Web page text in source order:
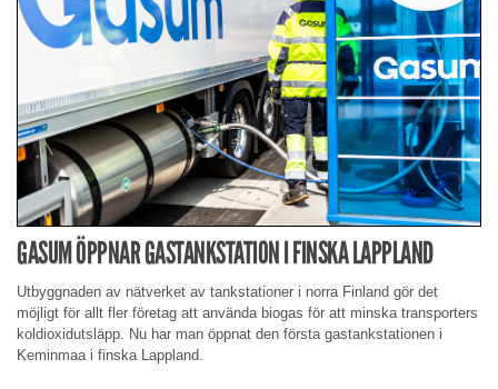
GASUM ÖPPNAR GASTANKSTATION I FINSKA LAPPLAND
Utbyggnaden av nätverket av tankstationer i norra Finland gör det
möjligt för allt fler företag att använda biogas för att minska transporters
koldioxidutsläpp. Nu har man öppnat den första gastankstationen i
Keminmaa i finska Lappland.